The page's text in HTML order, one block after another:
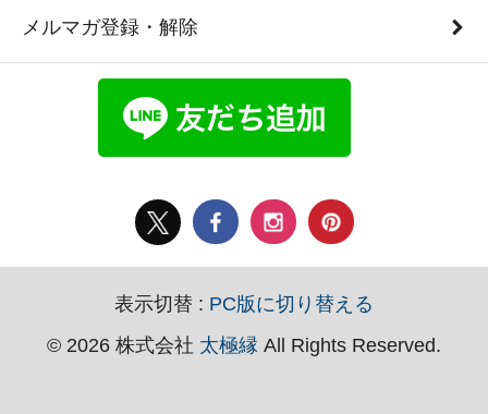
メルマガ登録・解除
表示切替 : PC版に切り替える
© 2026 株式会社 太極縁 All Rights Reserved.